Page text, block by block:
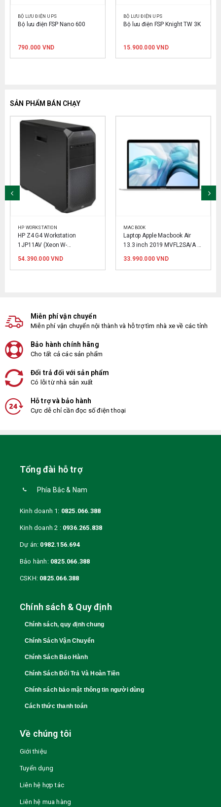
BỘ LƯU ĐIỆN UPS
Bộ lưu điện FSP Nano 600
790.000 VND
BỘ LƯU ĐIỆN UPS
Bộ lưu điện FSP Knight TW 3K
15.900.000VND
SẢN PHẨM BÁN CHẠY
HP WORKSTATION
HP Z4 G4 Workstation
1JP11AV (Xeon W-
54.390.000VND
MACBOOK
Laptop Apple Macbook Air
13.3 inch 2019 MVFL2SA/A
33.990.000VND
Miễn phí vận chuyển
Miễn phí vận chuyển nội thành và hỗ trợ tìm nhà xe về các tỉnh
Bảo hành chính hãng
Cho tất cả các sản phẩm
Đổi trả đối với sản phẩm
Có lỗi từ nhà sản xuất
Hỗ trợ và bảo hành
Cực dễ chỉ cần đọc số điện thoại
Tổng đài hỗ trợ
Phía Bắc & Nam
Kinh doanh 1: 0825.066.388
Kinh doanh 2 : 0936.265.838
Dự án: 0982.156.694
Bảo hành: 0825.066.388
CSKH: 0825.066.388
Chính sách & Quy định
Chính sách, quy định chung
Chính Sách Vận Chuyển
Chính Sách Bảo Hành
Chính Sách Đổi Trả Và Hoàn Tiền
Chính sách bảo mật thông tin người dùng
Cách thức thanh toán
Về chúng tôi
Giới thiệu
Tuyển dụng
Liên hệ hợp tác
Liên hệ mua hàng